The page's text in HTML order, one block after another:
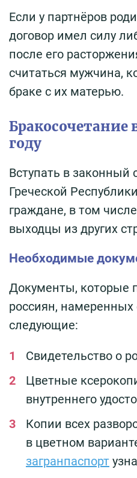
Если у партнёров
договор имел силу
после его
считаться мужчина,
браке с их матерью.
Бракосочетание
году
Вступать в законный
Греческой
граждане, в том
выходцы из других
Необходимые
Документы, которые
россиян,
следующие:
Свидетельство о
Цветные
внутреннего
Копии всех
в цветном
загранпаспорт